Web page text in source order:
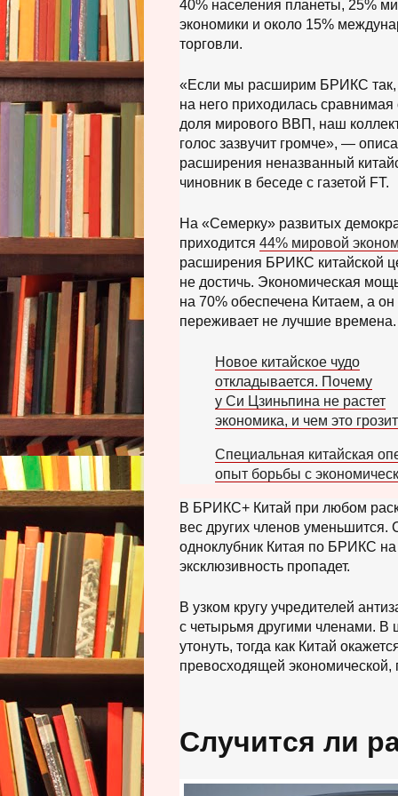
Т
,
с
ь
к
т
о
,
40% населения планеты, 25%
экономики и около 15%
торговли.
«Если мы расширим БРИКС так,
на него приходилась сравнимая
доля мирового ВВП, наш
голос зазвучит громче», —
расширения неназванный
чиновник в беседе с газетой FT.
На «Семерку» развитых
приходится 44% мировой
расширения БРИКС китайской
не достичь. Экономическая
на 70% обеспечена Китаем, а он
переживает не лучшие времена.
Новое китайское чудо
откладывается. Почему
у Си Цзиньпина не растет
экономика, и чем это
Специальная китайская
опыт борьбы с
В БРИКС+ Китай при любом
вес других членов
одноклубник Китая по БРИКС
эксклюзивность пропадет.
В узком кругу учредителей
с четырьмя другими членами. В
утонуть, тогда как Китай
превосходящей
Случится ли